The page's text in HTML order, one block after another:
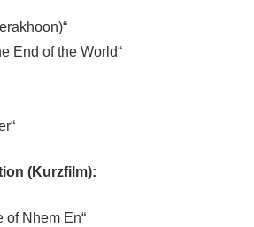
End of the World“
(Kurzfilm):
of Nhem En“